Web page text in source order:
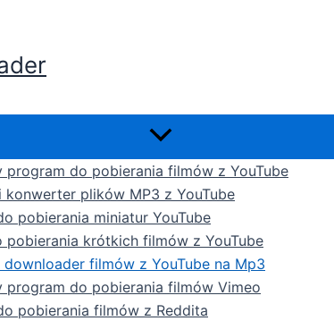
program do pobierania filmów z YouTube
konwerter plików MP3 z YouTube​
pobierania miniatur YouTube​
pobierania krótkich filmów z YouTube​
filmów z YouTube na Mp3
program do pobierania filmów Vimeo
pobierania filmów z Reddita